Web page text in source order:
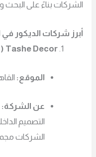
الشركات بناءً على البحث
أبرز شركات الديكور في
Tashe Decor ( تاشي ديكور )
الموقع:
عن الشركة:
التصميم
الشركات